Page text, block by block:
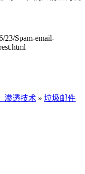
23/Spam-email-
渗透技术 » 垃圾邮件